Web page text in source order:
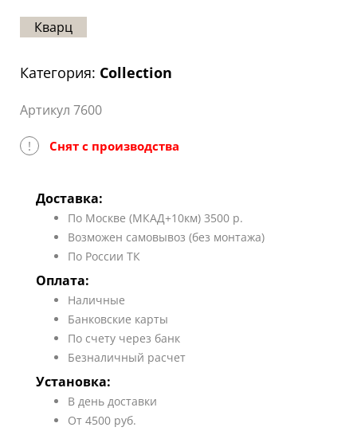
Карта
Кварц
Категория: Collection
Артикул 7600
! Снят с производства
Доставка:
По Москве (МКАД+10км) 3500 р.
Возможен самовывоз (без монтажа)
По России ТК
Оплата:
Наличные
Банковские карты
По счету через банк
Безналичный расчет
Установка:
В день доставки
От 4500 руб.